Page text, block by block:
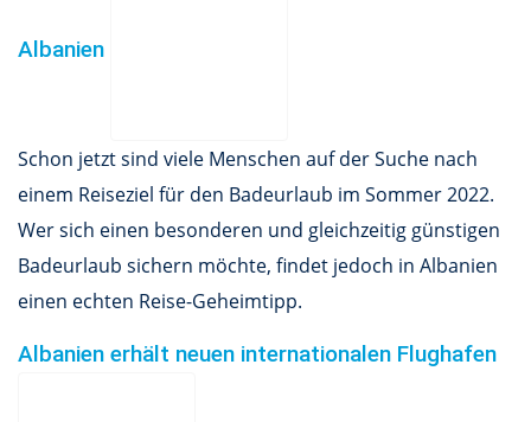
Albanien
Schon jetzt sind viele Menschen auf der Suche nach
einem Reiseziel für den Badeurlaub im Sommer 2022.
Wer sich einen besonderen und gleichzeitig günstigen
Badeurlaub sichern möchte, findet jedoch in Albanien
einen echten Reise-Geheimtipp.
Albanien erhält neuen internationalen Flughafen